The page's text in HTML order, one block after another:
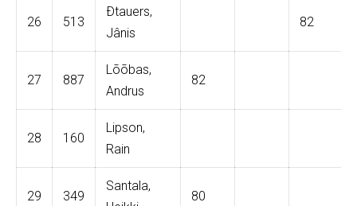
26 513
Ðtauers,
Jânis
82
27 887
Lõõbas,
Andrus
82
28 160
Lipson,
Rain
29 349
Santala,
80